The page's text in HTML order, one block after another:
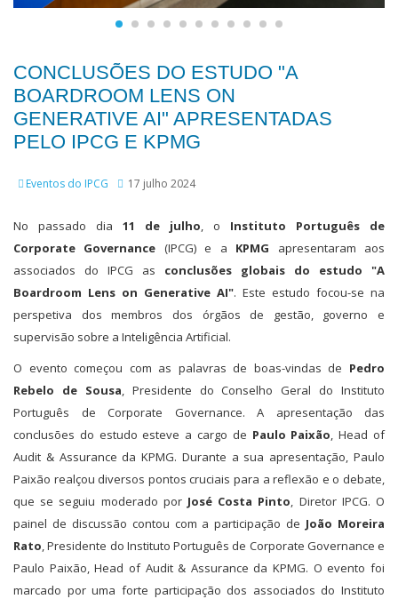
CONCLUSÕES DO ESTUDO "A
BOARDROOM LENS ON
GENERATIVE AI" APRESENTADAS
PELO IPCG E KPMG
Eventos do IPCG 17 julho 2024
No passado dia 11 de julho, o Instituto Português de
Corporate Governance (IPCG) e a KPMG apresentaram aos
associados do IPCG as conclusões globais do estudo "A
Boardroom Lens on Generative AI". Este estudo focou-se na
perspetiva dos membros dos órgãos de gestão, governo e
supervisão sobre a Inteligência Artificial.
O evento começou com as palavras de boas-vindas de Pedro
Rebelo de Sousa, Presidente do Conselho Geral do Instituto
Português de Corporate Governance. A apresentação das
conclusões do estudo esteve a cargo de Paulo Paixão, Head of
Audit & Assurance da KPMG. Durante a sua apresentação, Paulo
Paixão realçou diversos pontos cruciais para a reflexão e o debate,
que se seguiu moderado por José Costa Pinto, Diretor IPCG. O
painel de discussão contou com a participação de João Moreira
Rato, Presidente do Instituto Português de Corporate Governance e
Paulo Paixão, Head of Audit & Assurance da KPMG. O evento foi
marcado por uma forte participação dos associados do Instituto